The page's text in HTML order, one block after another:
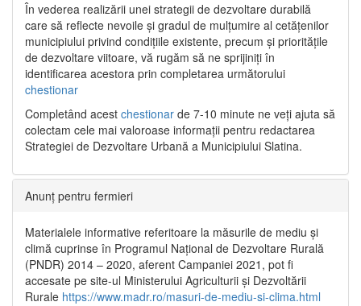
În vederea realizării unei strategii de dezvoltare durabilă
care să reflecte nevoile și gradul de mulțumire al cetățenilor
municipiului privind condițiile existente, precum și prioritățile
de dezvoltare viitoare, vă rugăm să ne sprijiniți în
identificarea acestora prin completarea următorului
chestionar
Completând acest chestionar de 7-10 minute ne veți ajuta să
colectam cele mai valoroase informații pentru redactarea
Strategiei de Dezvoltare Urbană a Municipiului Slatina.
Anunț pentru fermieri
Materialele informative referitoare la măsurile de mediu și
climă cuprinse în Programul Național de Dezvoltare Rurală
(PNDR) 2014 – 2020, aferent Campaniei 2021, pot fi
accesate pe site-ul Ministerului Agriculturii și Dezvoltării
Rurale https://www.madr.ro/masuri-de-mediu-si-clima.html